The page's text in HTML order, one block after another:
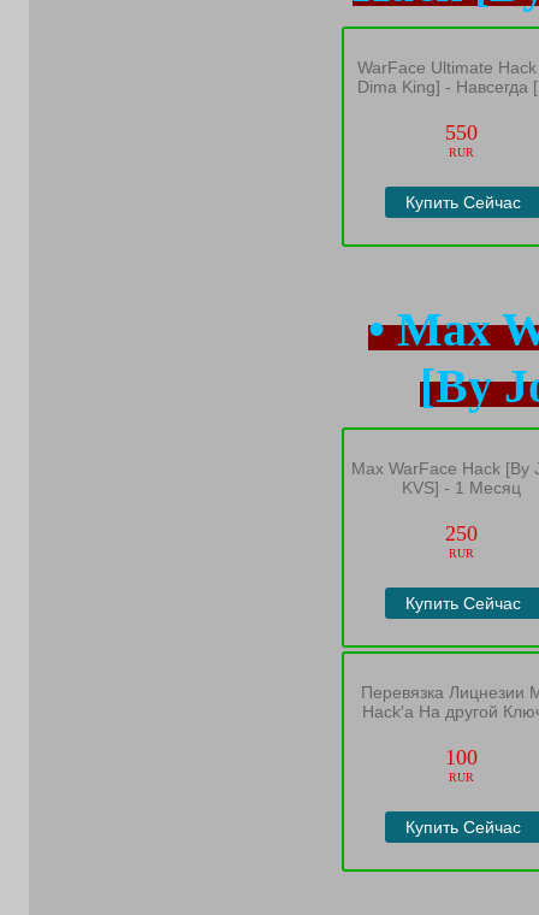
WarFace Ultimate
Dima King] - Навсегда
550
RUR
Купить Сейчас
• Max
[By
Max WarFace Hack [By
KVS] - 1 Месяц
250
RUR
Купить Сейчас
Перевязка Лицнезии
Hack′a На другой
100
RUR
Купить Сейчас